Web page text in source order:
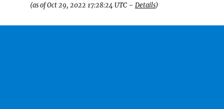
(as of Oct 29, 2022 17:28:24 UTC – Details)